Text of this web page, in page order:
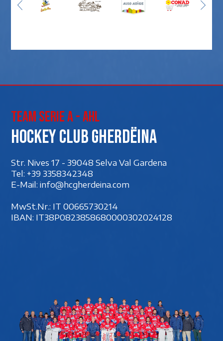
Team Serie A - AHL
Hockey club Gherdëina
Str. Nives 17 - 39048 Selva Val Gardena
Tel: +39 3358342348
E-Mail: info@hcgherdeina.com
MwSt.Nr.: IT 00‍665730214
IBAN: IT38P0823858680000302024128